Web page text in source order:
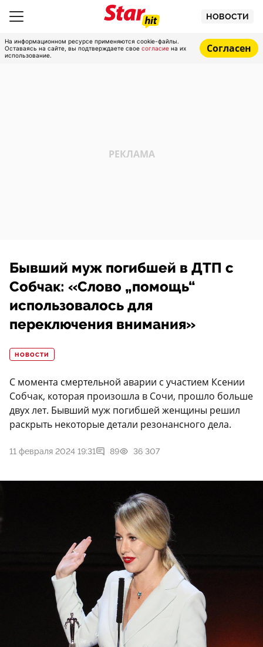
НОВОСТИ
На информационном ресурсе применяются cookie-файлы.
Оставаясь на сайте, вы подтверждаете свое согласие на их
использование.
Согласен
Бывший муж погибшей в ДТП с
Собчак: «Слово „помощь“
использовалось для
переключения внимания»
НОВОСТИ
С момента смертельной аварии с участием Ксении
Собчак, которая произошла в Сочи, прошло больше
двух лет. Бывший муж погибшей женщины решил
раскрыть некоторые детали резонансного дела.
11 февраля 2024 19:31 89 36 307